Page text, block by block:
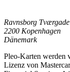
Ravnsborg
2200 Kopenhagen
Dänemark
Pleo-Karten werden
Lizenz von